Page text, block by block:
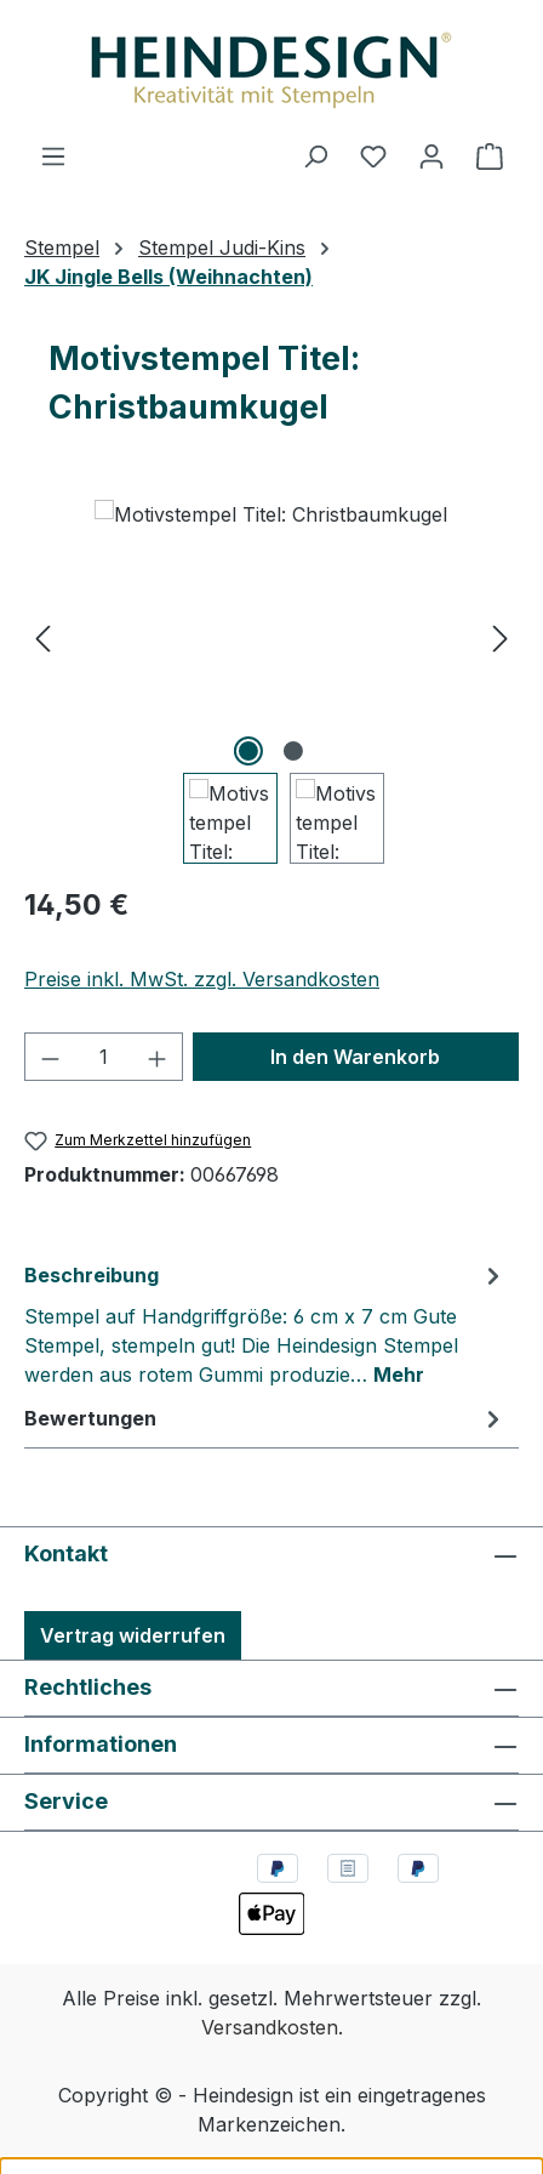
Du hast 0
Stempel
Stempel Judi-Kins
JK Jingle Bells (Weihnachten)
Motivstempel Titel:
Christbaumkugel
Regulärer Preis:
14,50 €
Preise inkl. MwSt. zzgl. Versandkosten
Produkt Anzahl: Gib denIn den Warenkorb
Zum Merkzettel hinzufügen
Produktnummer: 00667698
Beschreibung
Stempel auf Handgriffgröße: 6 cm x 7 cm Gute
Stempel, stempeln gut! Die Heindesign Stempel
werden aus rotem Gummi produzie… Mehr
Bewertungen
Kontakt
Vertrag widerrufen
Rechtliches
Informationen
Service
Alle Preise inkl. gesetzl. Mehrwertsteuer zzgl.
Versandkosten.
Copyright © - Heindesign ist ein eingetragenes
Markenzeichen.